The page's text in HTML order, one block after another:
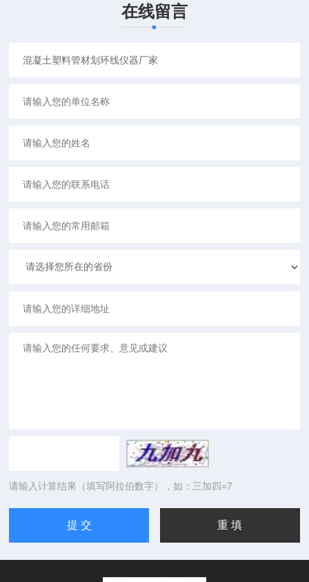
在线留言
请输入计算结果（填写阿拉伯数字），如：三加四=7